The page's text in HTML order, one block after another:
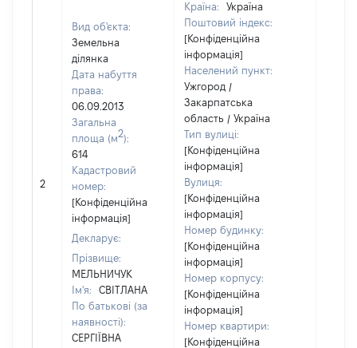
2
Вид об'єкта:
Земельна
ділянка
Дата набуття
права:
06.09.2013
Загальна
площа (м2):
614
Кадастровий
номер:
[Конфіденційна
інформація]
Декларує:
Прізвище:
МЕЛЬНИЧУК
Ім'я:
СВІТЛАНА
По батькові (за
наявності):
СЕРГІЇВНА
Країна:
Україна
Поштовий індекс:
[Конфіденційна
інформація]
Населений пункт:
Ужгород /
Закарпатська
область / Україна
Тип вулиці:
[Конфіденційна
інформація]
Вулиця:
[Конфіденційна
інформація]
Номер будинку:
[Конфіденційна
інформація]
Номер корпусу:
[Конфіденційна
інформація]
Номер квартири:
[Конфіденційна